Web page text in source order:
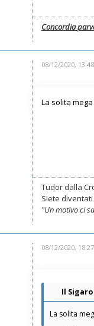
Concordia
08/12/2020, 13:48
La solita
Tudor dalla
Siete
"Un motivo ci
08/12/2020, 18:27
Il
La solita